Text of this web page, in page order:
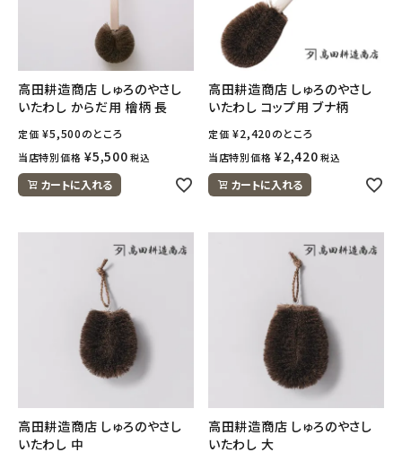
コラム・スタッフのおすすめ
ご利用ガイド等
アカウント情報
ようこそ ゲスト 様
高田耕造商店 しゅろのやさし
いたわし からだ用 檜柄 長
定価 ¥5,500のところ
当店特別価格 ¥5,500 税込
カートに入れる
高田耕造商店 しゅろのやさし
いたわし コップ用 ブナ柄
定価 ¥2,420のところ
当店特別価格 ¥2,420 税込
カートに入れる
高田耕造商店 しゅろのやさし
いたわし 中
高田耕造商店 しゅろのやさし
いたわし 大